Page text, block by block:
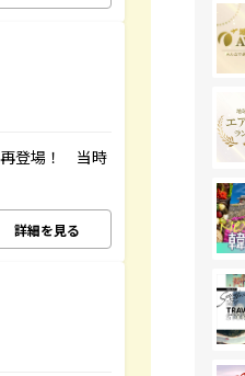
再登場！ 当時
詳細を見る